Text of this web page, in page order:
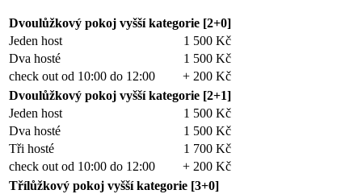
Dvoulůžkový pokoj vyšší kategorie [2+0]
Jeden host
1 500 Kč
Dva hosté
1 500 Kč
check out od 10:00 do 12:00
+ 200 Kč
Dvoulůžkový pokoj vyšší kategorie [2+1]
Jeden host
1 500 Kč
Dva hosté
1 500 Kč
Tři hosté
1 700 Kč
check out od 10:00 do 12:00
+ 200 Kč
Třílůžkový pokoj vyšší kategorie [3+0]